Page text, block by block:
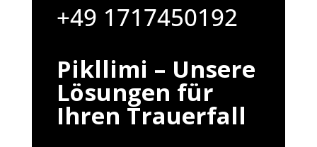
+49 1717450192
Pikllimi – Unsere
Lösungen für
Ihren Trauerfall